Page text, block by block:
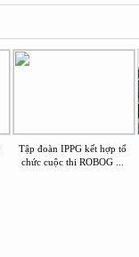
Tập đoàn IPPG kết hợp tổ
chức cuộc thi ROBOG ...